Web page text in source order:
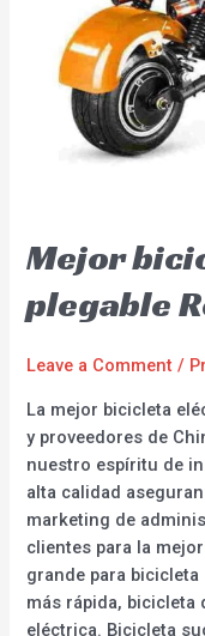
Mejor
plegable
Leave a Comment /
La mejor bicicleta
y proveedores de
nuestro espíritu de
alta calidad
marketing de
clientes para la
grande para
más rápida,
eléctrica. Bicicleta